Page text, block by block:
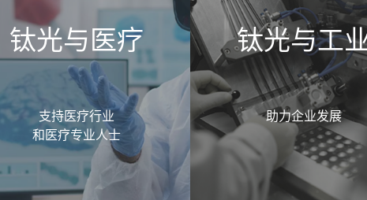
钛光与医疗
支持医疗行业
和医疗专业人士
钛光与工
助力企业发展